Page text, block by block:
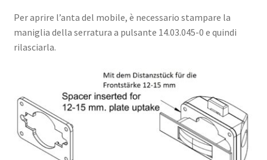
Per aprire l’anta del mobile, è necessario stampare la
maniglia della serratura a pulsante 14.03.045-0 e quindi
rilasciarla.